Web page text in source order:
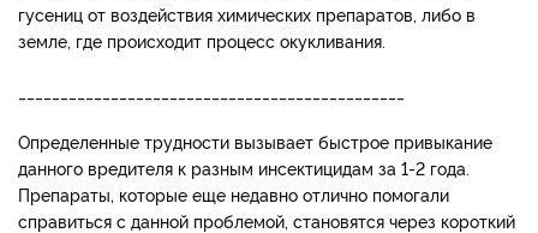
гусениц от воздействия химических препаратов, либо в
земле, где происходит процесс окукливания.
Определенные трудности вызывает быстрое привыкание
данного вредителя к разным инсектицидам за 1-2 года.
Препараты, которые еще недавно отлично помогали
справиться с данной проблемой, становятся через короткий